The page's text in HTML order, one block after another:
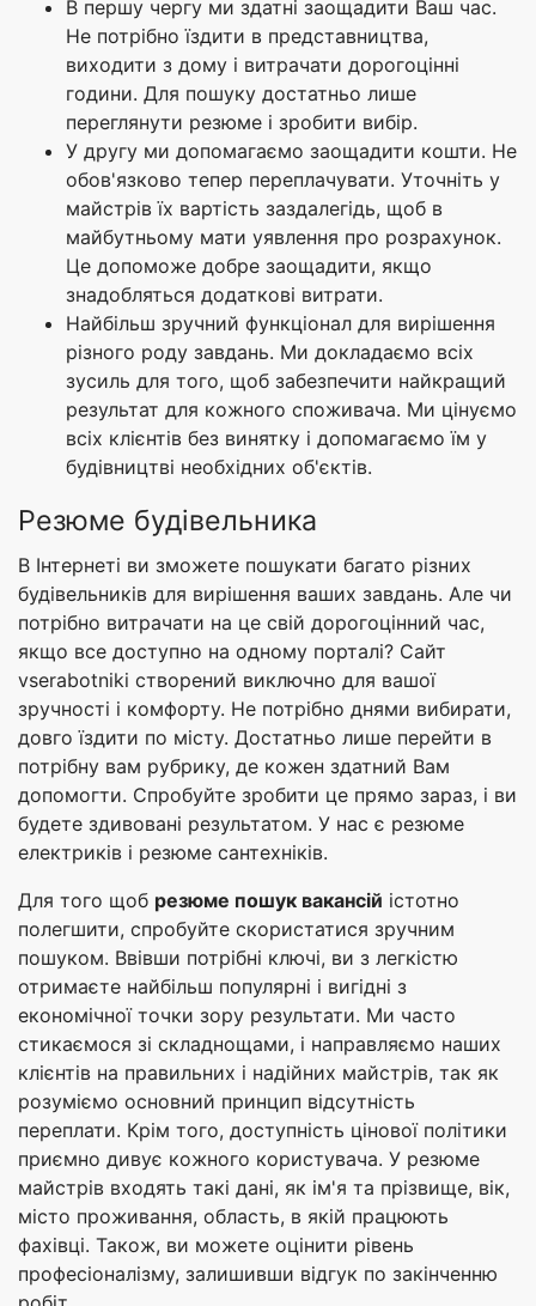
В першу чергу ми здатні заощадити Ваш час.
Не потрібно їздити в представництва,
виходити з дому і витрачати дорогоцінні
години. Для пошуку достатньо лише
переглянути резюме і зробити вибір.
У другу ми допомагаємо заощадити кошти. Не
обов'язково тепер переплачувати. Уточніть у
майстрів їх вартість заздалегідь, щоб в
майбутньому мати уявлення про розрахунок.
Це допоможе добре заощадити, якщо
знадобляться додаткові витрати.
Найбільш зручний функціонал для вирішення
різного роду завдань. Ми докладаємо всіх
зусиль для того, щоб забезпечити найкращий
результат для кожного споживача. Ми цінуємо
всіх клієнтів без винятку і допомагаємо їм у
будівництві необхідних об'єктів.
Резюме будівельника
В Інтернеті ви зможете пошукати багато різних
будівельників для вирішення ваших завдань. Але чи
потрібно витрачати на це свій дорогоцінний час,
якщо все доступно на одному порталі? Сайт
vserabotniki створений виключно для вашої
зручності і комфорту. Не потрібно днями вибирати,
довго їздити по місту. Достатньо лише перейти в
потрібну вам рубрику, де кожен здатний Вам
допомогти. Спробуйте зробити це прямо зараз, і ви
будете здивовані результатом. У нас є резюме
електриків і резюме сантехніків.
Для того щоб резюме пошук вакансій істотно
полегшити, спробуйте скористатися зручним
пошуком. Ввівши потрібні ключі, ви з легкістю
отримаєте найбільш популярні і вигідні з
економічної точки зору результати. Ми часто
стикаємося зі складнощами, і направляємо наших
клієнтів на правильних і надійних майстрів, так як
розуміємо основний принцип відсутність
переплати. Крім того, доступність цінової політики
приємно дивує кожного користувача. У резюме
майстрів входять такі дані, як ім'я та прізвище, вік,
місто проживання, область, в якій працюють
фахівці. Також, ви можете оцінити рівень
професіоналізму, залишивши відгук по закінченню